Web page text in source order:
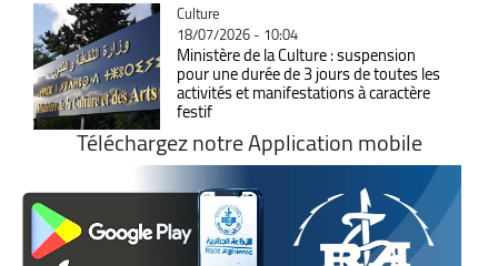
Catégorie
Culture
18/07/2026 - 10:04
Ministère de la Culture : suspension
pour une durée de 3 jours de toutes les
activités et manifestations à caractère
festif
Téléchargez notre Application mobile